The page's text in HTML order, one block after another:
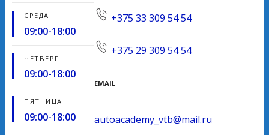
СРЕДА
09:00-18:00
ЧЕТВЕРГ
09:00-18:00
ПЯТНИЦА
09:00-18:00
+375 33 309 54 54
+375 29 309 54 54
EMAIL
autoacademy_vtb@mail.ru